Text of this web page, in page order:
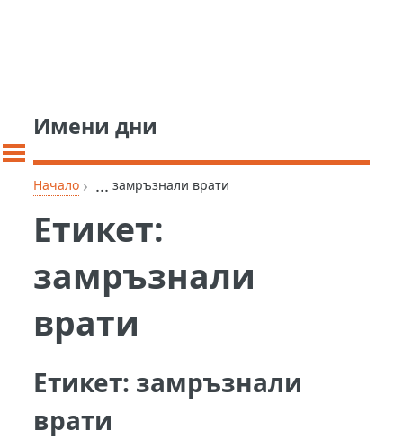
Имени дни
Начало › ... замръзнали врати
Етикет:
замръзнали
врати
Етикет: замръзнали
врати